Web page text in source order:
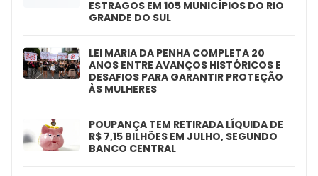
ESTRAGOS EM 105 MUNICÍPIOS DO RIO
GRANDE DO SUL
LEI MARIA DA PENHA COMPLETA 20
ANOS ENTRE AVANÇOS HISTÓRICOS E
DESAFIOS PARA GARANTIR PROTEÇÃO
ÀS MULHERES
POUPANÇA TEM RETIRADA LÍQUIDA DE
R$ 7,15 BILHÕES EM JULHO, SEGUNDO
BANCO CENTRAL